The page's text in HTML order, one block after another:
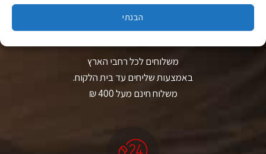
הבנתי
משלוחים לכל רחבי הארץ
באמצעות שליחים עד בית הלקוח.
משלוח חינם מעל 400 ₪